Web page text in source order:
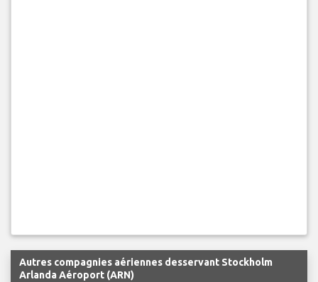
Autres compagnies aériennes desservant Stockholm
Arlanda Aéroport (ARN)